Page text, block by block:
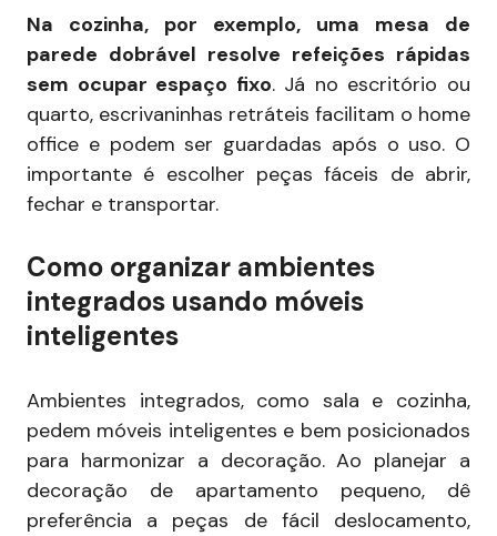
Na cozinha, por exemplo, uma mesa de
parede dobrável resolve refeições rápidas
sem ocupar espaço fixo. Já no escritório ou
quarto, escrivaninhas retráteis facilitam o home
office e podem ser guardadas após o uso. O
importante é escolher peças fáceis de abrir,
fechar e transportar.
Como organizar ambientes
integrados usando móveis
inteligentes
Ambientes integrados, como sala e cozinha,
pedem móveis inteligentes e bem posicionados
para harmonizar a decoração. Ao planejar a
decoração de apartamento pequeno, dê
preferência a peças de fácil deslocamento,